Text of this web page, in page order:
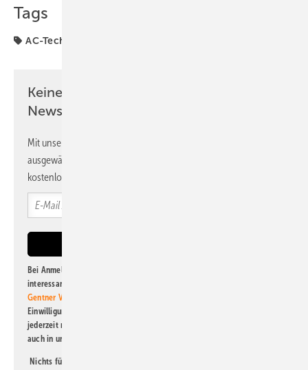
Tags
AC-Technik
Keine Zeit? Kein Problem mit dem PV
Newsletter!
Mit unserem Newsletter erhalten Sie regelmäßig von uns
ausgewählte Informationen und Neuigkeiten, gebündelt und
kostenlos direkt ins Postfach.
Bei Anmeldung zu diesem Newsletter bin ich damit einverstanden, über
interessante Verlags- und Online-Angebote
Gentner Verlag GmbH & Co. KG
Einwilligung kann ich jederzeit widerrufen und eine Abmeldung ist
jederzeit möglich. Informationen zum Umgang mit Daten finden Sie
auch in unserer
Nichts für Sie dabei? Dann lesen Sie doch einen unserer weiteren